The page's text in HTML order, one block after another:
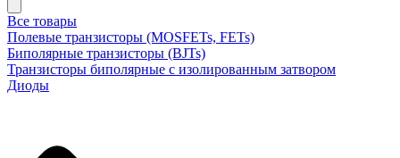
Все товары
Полевые транзисторы (MOSFETs, FETs)
Биполярные транзисторы (BJTs)
Транзисторы биполярные с изолированным затвором
Диоды